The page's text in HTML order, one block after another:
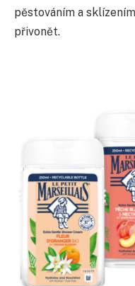
pěstováním a
přivonět.